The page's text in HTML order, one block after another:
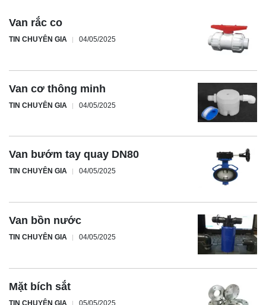
Van rắc co
TIN CHUYÊN GIA 04/05/2025
Van cơ thông minh
TIN CHUYÊN GIA 04/05/2025
Van bướm tay quay DN80
TIN CHUYÊN GIA 04/05/2025
Van bồn nước
TIN CHUYÊN GIA 04/05/2025
Mặt bích sắt
TIN CHUYÊN GIA 05/05/2025